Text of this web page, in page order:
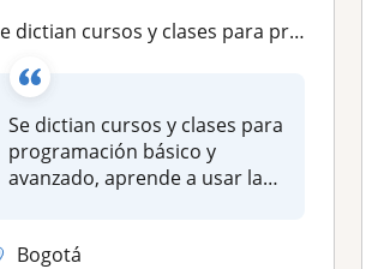
Se dictian cursos y clases para programacion aprende a usar la IA con nuestros cursos
Se dictian cursos y clases para
programación básico y
avanzado, aprende a usar la
Bogotá